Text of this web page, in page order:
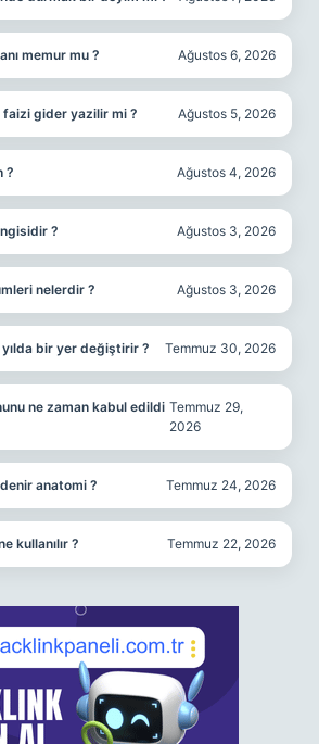
memur mu ? Ağustos 6, 2026
gider yazilir mi ? Ağustos 5, 2026
? Ağustos 4, 2026
? Ağustos 3, 2026
nelerdir ? Ağustos 3, 2026
bir yer değiştirir ? Temmuz 30, 2026
ne zaman kabul edildi Temmuz 29,
2026
anatomi ? Temmuz 24, 2026
kullanılır ? Temmuz 22, 2026